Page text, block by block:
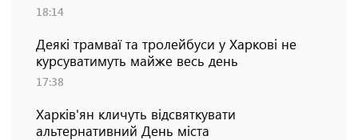
18:14
Деякі трамваї та тролейбуси у Харкові не
курсуватимуть майже весь день
17:38
Харків'ян кличуть відсвяткувати
альтернативний День міста